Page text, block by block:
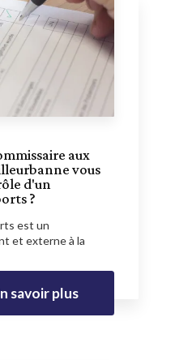
aux
vous
d'un
?
est un
et externe à la
savoir plus